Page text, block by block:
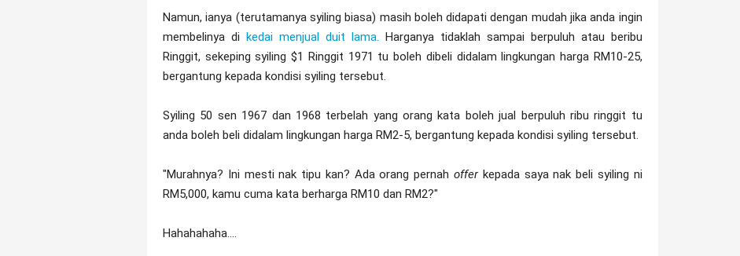
Namun, ianya (terutamanya syiling biasa) masih boleh didapati dengan mudah jika anda ingin
membelinya di kedai menjual duit lama. Harganya tidaklah sampai berpuluh atau beribu
Ringgit, sekeping syiling $1 Ringgit 1971 tu boleh dibeli didalam lingkungan harga RM10-25,
bergantung kepada kondisi syiling tersebut.
Syiling 50 sen 1967 dan 1968 terbelah yang orang kata boleh jual berpuluh ribu ringgit tu
anda boleh beli didalam lingkungan harga RM2-5, bergantung kepada kondisi syiling tersebut.
"Murahnya? Ini mesti nak tipu kan? Ada orang pernahofferkepada saya nak beli syiling ni
RM5,000, kamu cuma kata berharga RM10 dan RM2?"
Hahahahaha....